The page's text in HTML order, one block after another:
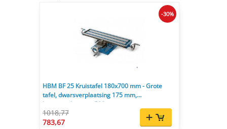
HBM BF 25 Kruistafel 180x700 mm - Grote
tafel, dwarsverplaatsing 175 mm,
langsverplaatsing 500 mm
1018,77
783,67
-30%